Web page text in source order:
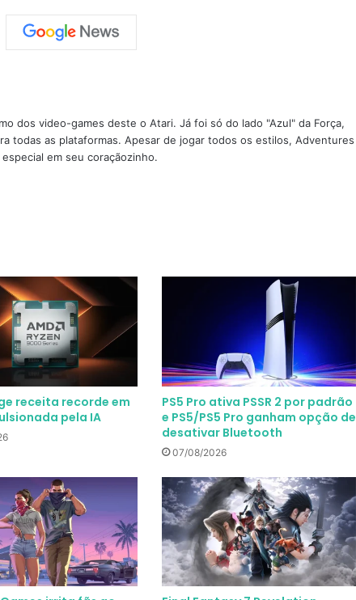
dos video-games deste o Atari. Já foi só do lado "Azul" da Força,
todas as plataformas. Apesar de jogar todos os estilos, Adventures
em seu coraçãozinho.
receita recorde em
pela IA
PS5 Pro ativa PSSR 2 por padrão
e PS5/PS5 Pro ganham opção de
desativar Bluetooth
07/08/2026